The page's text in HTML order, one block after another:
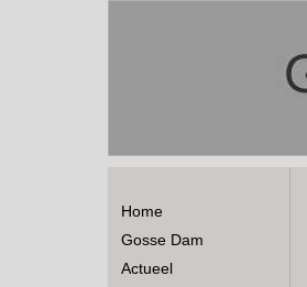
Home
Gosse Dam
Actueel